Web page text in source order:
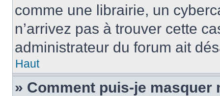
comme une librairie, un
n’arrivez pas à trouver cette
administrateur du forum ait
Haut
» Comment puis-je masquer